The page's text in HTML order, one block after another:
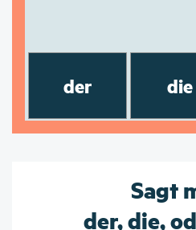
der die
Sagt
der, die,